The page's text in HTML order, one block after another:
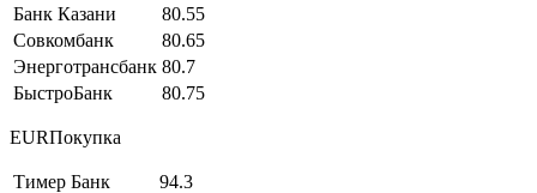
Банк Казани
80.55
Совкомбанк
80.65
Энерготрансбанк 80.7
БыстроБанк
80.75
EURПокупка
Тимер Банк
94.3